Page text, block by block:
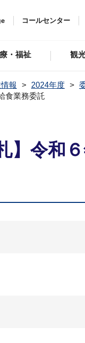
コールセンター
・福祉 観
報 2024年度
食業務委託
】令和